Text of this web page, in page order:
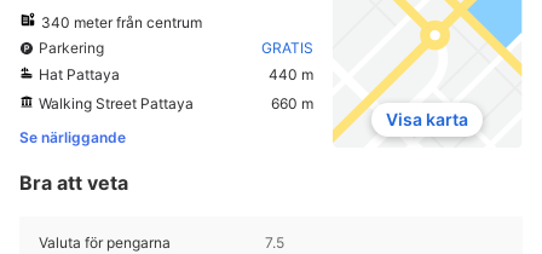
340 meter från centrum
Parkering
GRATIS
Hat Pattaya
440 m
Walking Street Pattaya
660 m
Se närliggande
Visa karta
Bra att veta
Valuta för pengarna 7.5